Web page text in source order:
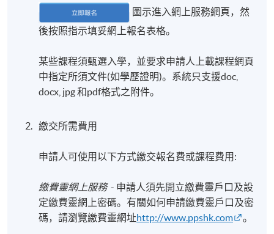
圖示進入網上服務網頁，然
後按照指示填妥網上報名表格。
某些課程須甄選入學，並要求申請人上載課程網頁
中指定所須文件(如學歷證明)。系統只支援doc,
docx, jpg 和pdf格式之附件。
繳交所需費用
申請人可使用以下方式繳交報名費或課程費用:
繳費靈網上服務- 申請人須先開立繳費靈戶口及設
定繳費靈網上密碼。有關如何申請繳費靈戶口及密
碼，請瀏覽繳費靈網址http://www.ppshk.com 。